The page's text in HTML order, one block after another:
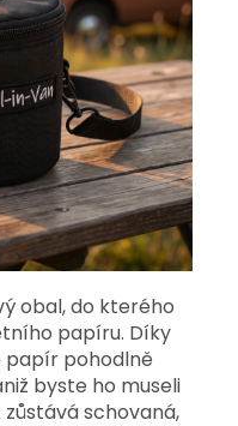
obal, do kterého
papíru. Díky
pohodlně
byste ho museli
schovaná,